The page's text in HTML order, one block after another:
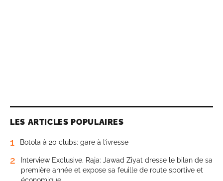
LES ARTICLES POPULAIRES
1 Botola à 20 clubs: gare à l’ivresse
2
Interview Exclusive. Raja: Jawad Ziyat dresse le bilan de sa
première année et expose sa feuille de route sportive et